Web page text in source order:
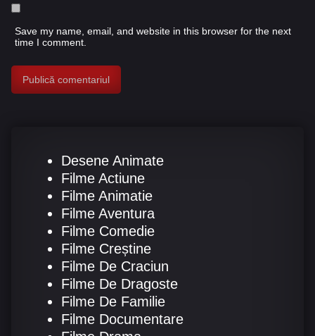
Save my name, email, and website in this browser for the next
time I comment.
Desene Animate
Filme Actiune
Filme Animatie
Filme Aventura
Filme Comedie
Filme Creștine
Filme De Craciun
Filme De Dragoste
Filme De Familie
Filme Documentare